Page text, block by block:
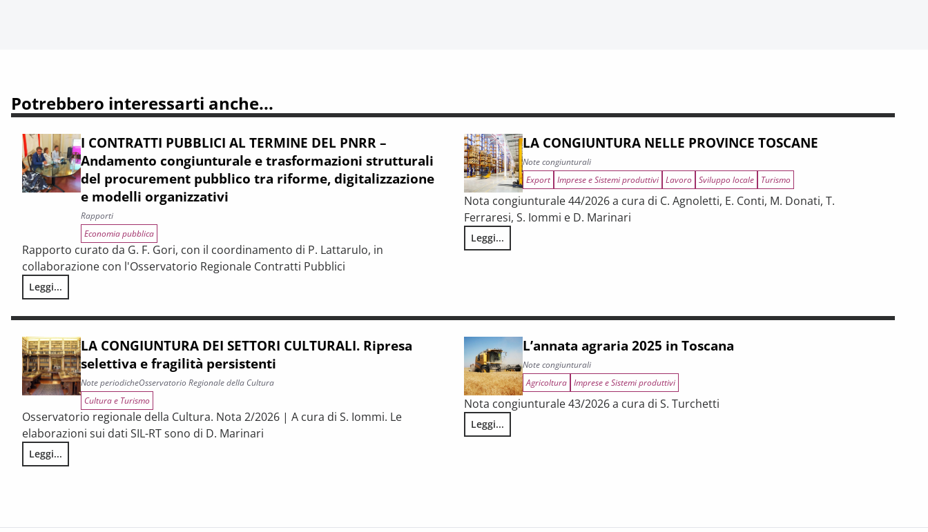
Potrebbero interessarti anche...
I CONTRATTI PUBBLICI AL TERMINE DEL PNRR –
Andamento congiunturale e trasformazioni strutturali
del procurement pubblico tra riforme, digitalizzazione
e modelli organizzativi
Rapporti
Economia pubblica
Rapporto curato da G. F. Gori, con il coordinamento di P. Lattarulo, in
collaborazione con l'Osservatorio Regionale Contratti Pubblici
Leggi...
I CONTRATTI PUBBLICI AL TERMINE DEL PNRR – Andamento congiunturale e trasformazioni strutturali del procurement pubblico tra riforme, digitalizzazione e modelli organizzativi
LA CONGIUNTURA NELLE PROVINCE TOSCANE
Note congiunturali
Export Imprese e Sistemi produttivi Lavoro Sviluppo locale Turismo
Nota congiunturale 44/2026 a cura di C. Agnoletti, E. Conti, M. Donati, T.
Ferraresi, S. Iommi e D. Marinari
Leggi...
LA CONGIUNTURA NELLE PROVINCE TOSCANE
LA CONGIUNTURA DEI SETTORI CULTURALI. Ripresa
selettiva e fragilità persistenti
Note periodicheOsservatorio Regionale della Cultura
Cultura e Turismo
Osservatorio regionale della Cultura. Nota 2/2026 | A cura di S. Iommi. Le
elaborazioni sui dati SIL-RT sono di D. Marinari
Leggi...
LA CONGIUNTURA DEI SETTORI CULTURALI. Ripresa selettiva e fragilità persistenti
L’annata agraria 2025 in Toscana
Note congiunturali
Agricoltura Imprese e Sistemi produttivi
Nota congiunturale 43/2026 a cura di S. Turchetti
Leggi...
L’annata agraria 2025 in Toscana